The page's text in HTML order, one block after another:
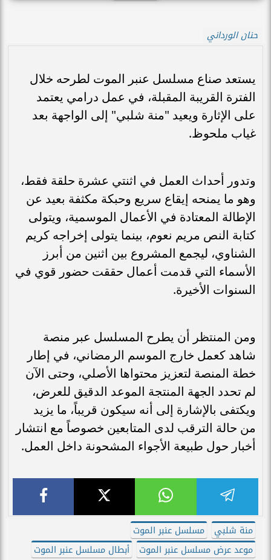
حنان الورداني
يستعد صناع مسلسل عنبر الموت لطرحه خلال
الفترة القريبة المقبلة، في عمل درامي يعتمد
على الإثارة ويعيد "منة شلبي" إلى الواجهة بعد
غياب ملحوظ.
وتدور أحداث العمل في اثنتي عشرة حلقة فقط،
وهو ما يمنحه إيقاع سريع وحبكة مكثفة بعيد عن
الإطالة المعتادة في الأعمال الموسمية، ويتولى
كتابة النص مريم نعوم، بينما يتولى إخراجه كريم
الشناوي، ليجمع المشروع بين اثنين من أبرز
الأسماء التي قدمت أعمال حققت حضور قوي في
السنوات الأخيرة.
ومن المنتظر أن يطرح المسلسل عبر منصة
شاهد كعمل خارج الموسم الرمضاني، في إطار
خطة المنصة لتعزيز محتواها الأصلي، وحتى الآن
لم تحدد الجهة المنتجة الموعد الدقيق للعرض،
ويكتفى بالإشارة إلى أنه سيكون قريباً، ما يزيد
من حالة الترقب لدى المتابعين خصوصاً مع انتشار
أخبار حول طبيعة الأجواء المشحونة داخل العمل.
منة شلبي
مسلسل عنبر الموت
موعد عرض مسلسل عنبر الموت
أبطال مسلسل عنبر الموت